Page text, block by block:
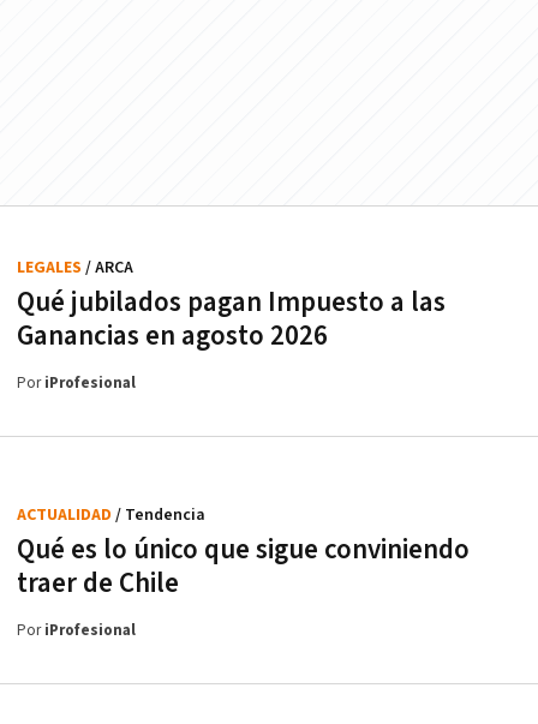
Qué jubilados pagan Impuesto a las
Ganancias en agosto 2026
LEGALES / ARCA
PoriProfesional
Qué es lo único que sigue conviniendo
traer de Chile
ACTUALIDAD / Tendencia
PoriProfesional